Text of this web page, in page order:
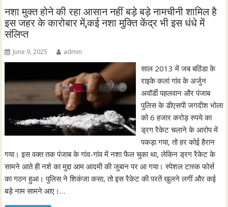
नशा मुक्त होने की रहा आसान नहीं बड़े बड़े नामचीनी शामिल है
इस जहर के कारोबार में,कई नशा मुक्ति केंद्र भी इस धंधे में
संलिप्त
June 9, 2025 admin
साल 2013 में जब बठिंडा के
राइके कलां गांव के अर्जुन
अवॉर्डी पहलवान और पंजाब
पुलिस के डीएसपी जगदीश भोला
को 6 हजार करोड़ रुपये का
ड्रग रैकेट चलाने के आरोप में
पकड़ा गया, तो हर कोई हैरान
गया। इस वक्त तक पंजाब के गांव-गांव में नशा फैल चुका था, लेकिन ड्रग रैकेट के
सामने आते ही नशे का मुद्दा आम आदमी की जुबान पर आ गया। स्पेशल टास्क फोर्स
का गठन हुआ। पुलिस ने शिकंजा कसा, तो इस रैकेट की परतें खुलने लगीं और कई
बड़े नाम सामने आए।…